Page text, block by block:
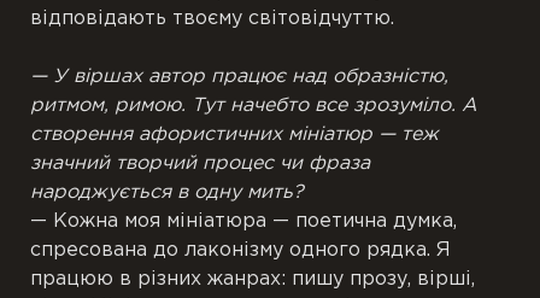
відповідають твоєму світовідчуттю.
— У віршах автор працює над образністю,
ритмом, римою. Тут начебто все зрозуміло. А
створення афористичних мініатюр — теж
значний творчий процес чи фраза
народжується в одну мить?
— Кожна моя мініатюра — поетична думка,
спресована до лаконізму одного рядка. Я
працюю в різних жанрах: пишу прозу, вірші,